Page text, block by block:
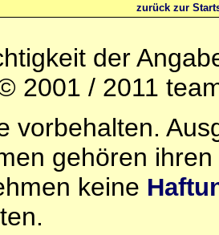
zurück zur
der
2001 / 2011
vorbehalten.
gehören
keine